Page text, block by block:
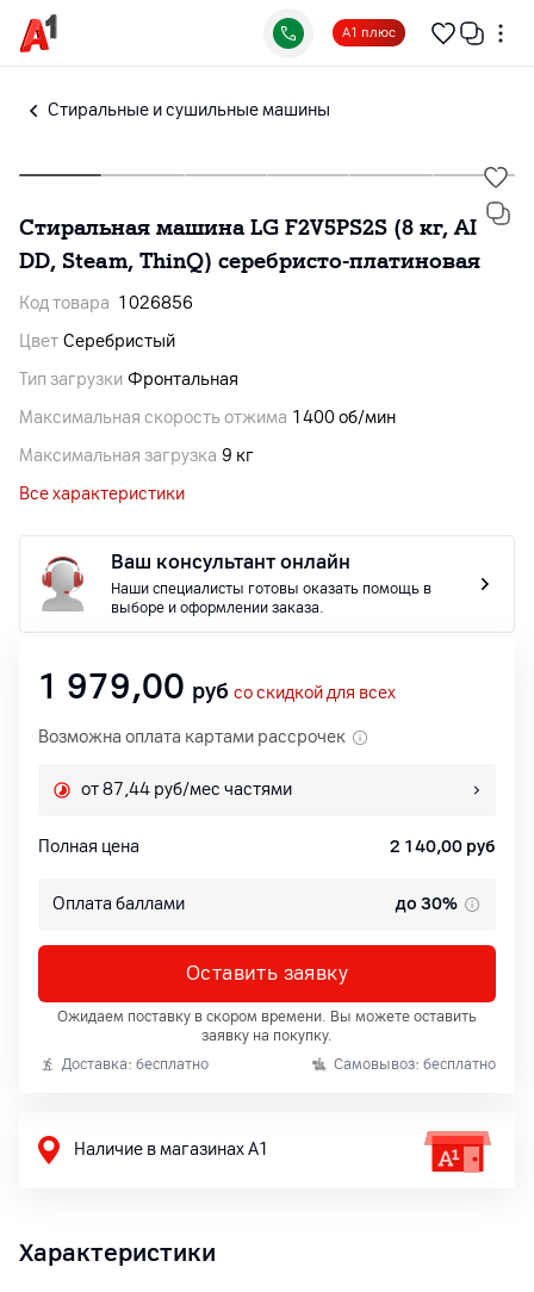
А1 плюс
Cтиральные и сушильные машины
Стиральная машина LG F2V5PS2S (8 кг, AI
DD, Steam, ThinQ) серебристо-платиновая
Код товара 1026856
Цвет Серебристый
Тип загрузки Фронтальная
Максимальная скорость отжима 1400 об/мин
Максимальная загрузка 9 кг
Все характеристики
Ваш консультант онлайн
Наши специалисты готовы оказать помощь в
выборе и оформлении заказа.
1 979,00 руб со скидкой для всех
Возможна оплата картами рассрочек
от 87,44 руб/мес частями
Полная цена 2 140,00 руб
Оплата баллами до 30%
Оставить заявку
Ожидаем поставку в скором времени. Вы можете оставить
заявку на покупку.
Доставка: бесплатно
Самовывоз: бесплатно
Наличие в магазинах А1
Характеристики